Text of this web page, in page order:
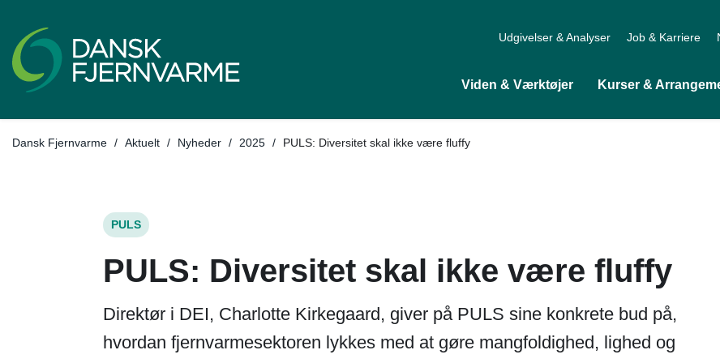
Udgivelser & Analyser Job & Karriere
Viden & Værktøjer Kurser &
Dansk Fjernvarme / Aktuelt / Nyheder / Tilbage til
2025 / PULS: Diversitet skal ikke være fluffy
PULS
PULS: Diversitet skal ikke være fluffy
Direktør i DEI, Charlotte Kirkegaard, giver på PULS sine konkrete bud på,
hvordan fjernvarmesektoren lykkes med at gøre mangfoldighed, lighed og